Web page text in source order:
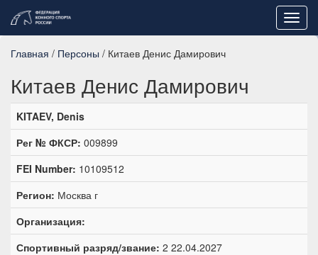
Главная / Персоны / Китаев Денис Дамирович
Китаев Денис Дамирович
KITAEV, Denis
Рег № ФКСР: 009899
FEI Number: 10109512
Регион: Москва г
Организация:
Спортивный разряд/звание: 2 22.04.2027